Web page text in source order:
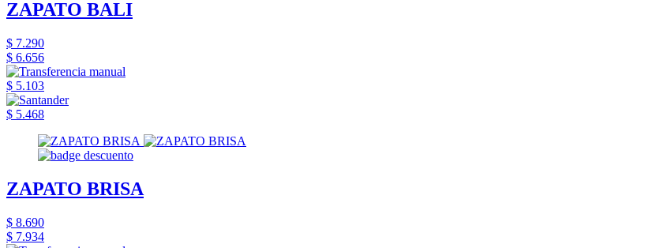
ZAPATO BALI
$ 7.290
$ 6.656
$ 5.103
$ 5.468
ZAPATO BRISA
$ 8.690
$ 7.934